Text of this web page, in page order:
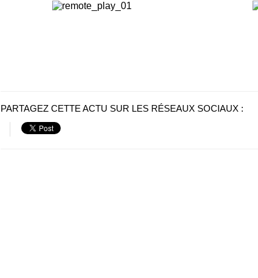
PARTAGEZ CETTE ACTU SUR LES RÉSEAUX SOCIAUX :